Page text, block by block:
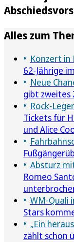
Alles zum
Konzert in
62-Jährige
Neue
gibt zweites
Rock-
Tickets für
und Alice
Absturz
Romeo
WM-Quali
Stars
„Ein
zählt schon